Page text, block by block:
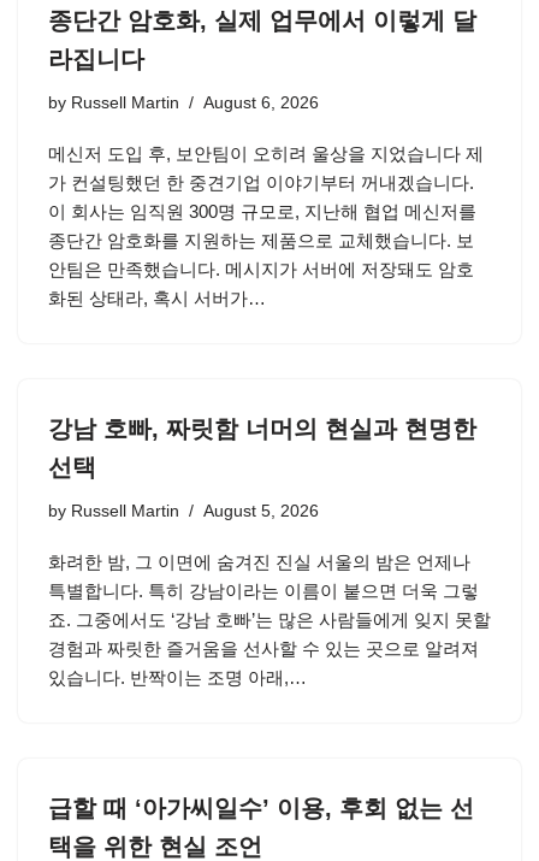
종단간 암호화, 실제 업무에서 이렇게 달
라집니다
by Russell Martin August 6, 2026
메신저 도입 후, 보안팀이 오히려 울상을 지었습니다 제
가 컨설팅했던 한 중견기업 이야기부터 꺼내겠습니다.
이 회사는 임직원 300명 규모로, 지난해 협업 메신저를
종단간 암호화를 지원하는 제품으로 교체했습니다. 보
안팀은 만족했습니다. 메시지가 서버에 저장돼도 암호
화된 상태라, 혹시 서버가…
강남 호빠, 짜릿함 너머의 현실과 현명한
선택
by Russell Martin August 5, 2026
화려한 밤, 그 이면에 숨겨진 진실 서울의 밤은 언제나
특별합니다. 특히 강남이라는 이름이 붙으면 더욱 그렇
죠. 그중에서도 ‘강남 호빠’는 많은 사람들에게 잊지 못할
경험과 짜릿한 즐거움을 선사할 수 있는 곳으로 알려져
있습니다. 반짝이는 조명 아래,…
급할 때 ‘아가씨일수’ 이용, 후회 없는 선
택을 위한 현실 조언